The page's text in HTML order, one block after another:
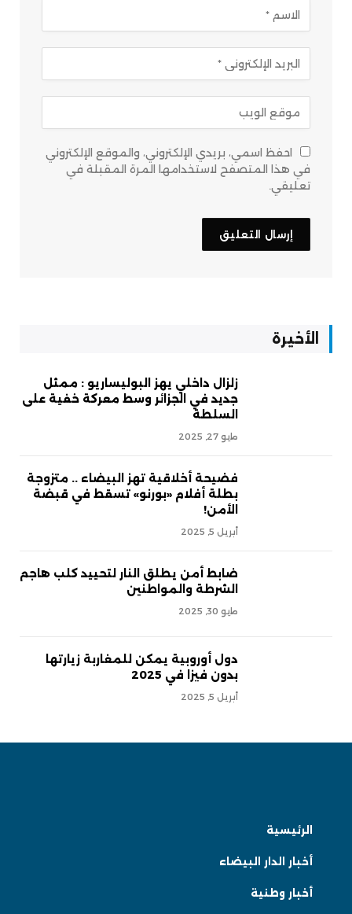
احفظ اسمي، بريدي الإلكتروني، والموقع الإلكتروني
في هذا المتصفح لاستخدامها المرة المقبلة في
تعليقي.
الأخيرة
زلزال داخلي يهز البوليساريو : ممثل
جديد في الجزائر وسط معركة خفية على
السلطة
مايو 27, 2025
فضيحة أخلاقية تهز البيضاء .. متزوجة
بطلة أفلام «بورنو» تسقط في قبضة
الأمن!
أبريل 5, 2025
ضابط أمن يطلق النار لتحييد كلب هاجم
الشرطة والمواطنين
مايو 30, 2025
دول أوروبية يمكن للمغاربة زيارتها
بدون فيزا في 2025
أبريل 5, 2025
الرئيسية
أخبار الدار البيضاء
أخبار وطنية